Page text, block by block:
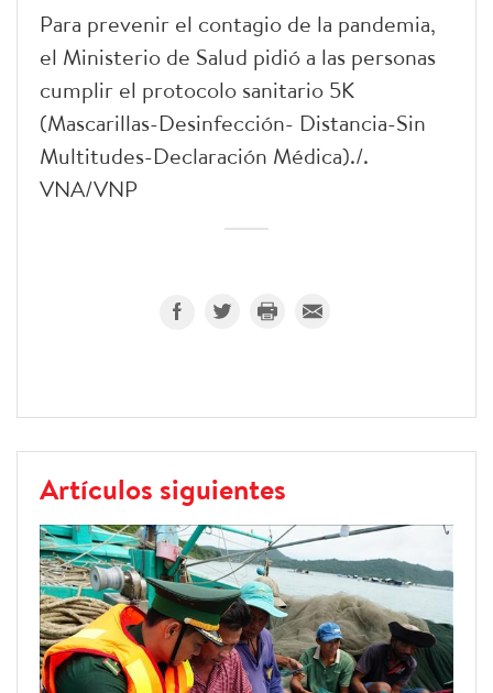
Para prevenir el contagio de la pandemia,
el Ministerio de Salud pidió a las personas
cumplir el protocolo sanitario 5K
(Mascarillas-Desinfección- Distancia-Sin
Multitudes-Declaración Médica)./.
VNA/VNP
Artículos siguientes